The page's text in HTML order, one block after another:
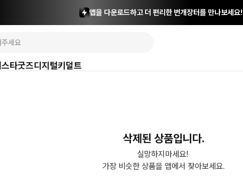
앱을 다운로드하고 더 편리한 번개장터를 만나보세요!
스타굿즈디지털키덜트
삭제된 상품입니다.
실망하지마세요!
가장 비슷한 상품을 앱에서 찾아보세요.